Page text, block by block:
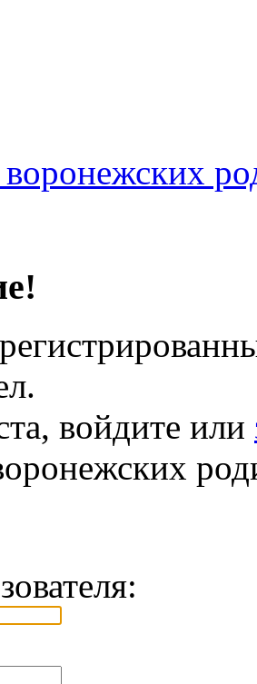
войдите или